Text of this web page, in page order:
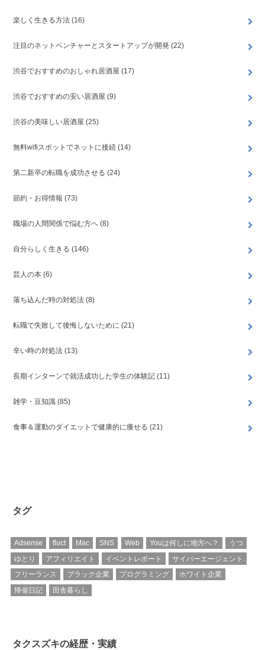
楽しく生きる方法 (16)
注目のネットベンチャーとスタートアップが開発 (22)
渋谷でおすすめのおしゃれ居酒屋 (17)
渋谷でおすすめの安い居酒屋 (9)
渋谷の美味しい居酒屋 (25)
無料wifiスポットでネットに接続 (14)
第二新卒の転職を成功させる (24)
節約・お得情報 (73)
職場の人間関係で悩む方へ (8)
自分らしく生きる (146)
芸人の本 (6)
落ち込んだ時の対処法 (8)
転職で失敗して後悔しないために (21)
辛い時の対処法 (13)
長期インターンで就活成功した学生の体験記 (11)
雑学・豆知識 (85)
食事＆運動のダイエットで健康的に痩せる (21)
タグ
Adsense fluct Mac SNS Web Youは何しに地方へ？
うつ
ゆとり
アフィリエイト イベントレポート
サイバーエージェント
フリーランス
ブラック企業 プログラミング
ホワイト企業
帰省日記
田舎暮らし
タクスズキの経歴・実績